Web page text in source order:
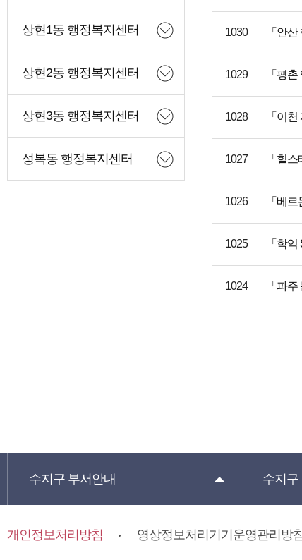
상현1동 행정복지센터
상현2동 행정복지센터
상현3동 행정복지센터
성복동 행정복지센터
1030 「안
1029 「평
1028 「이
1027 「힐
1026 「베
1025 「학
1024 「파
수지구 부서안내 수지구
개인정보처리방침 영상정보처리기기운영관리방